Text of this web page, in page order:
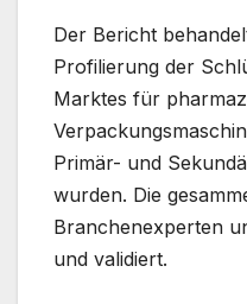
Der Bericht
Profilierung der
Marktes für
Primär- und
wurden. Die
Branchenexperten
und validiert.